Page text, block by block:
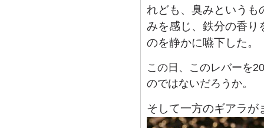
れども、臭みというも
みを感じ、鉄分の香り
のを静かに嚥下した。
この日、このレバーを
のではないだろうか。
そして一方のギアラが